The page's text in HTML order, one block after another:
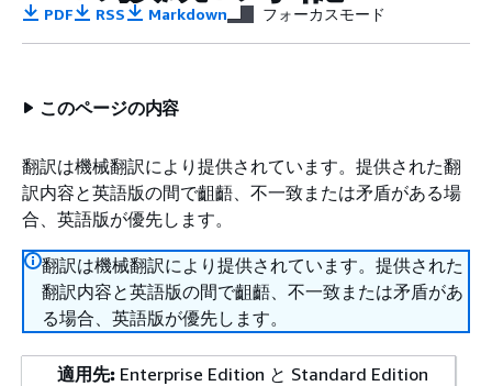
PDF RSS Markdown フォーカスモード
このページの内容
翻訳は機械翻訳により提供されています。提供された翻
訳内容と英語版の間で齟齬、不一致または矛盾がある場
合、英語版が優先します。
翻訳は機械翻訳により提供されています。提供された
翻訳内容と英語版の間で齟齬、不一致または矛盾があ
る場合、英語版が優先します。
適用先: Enterprise Edition と Standard Edition